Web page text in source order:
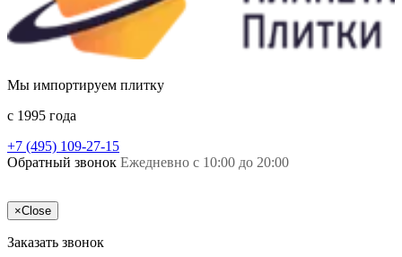
Мы импортируем плитку
c 1995 года
+7 (495) 109-27-15
Обратный звонок Ежедневно с 10:00 до 20:00
×Close
Заказать звонок